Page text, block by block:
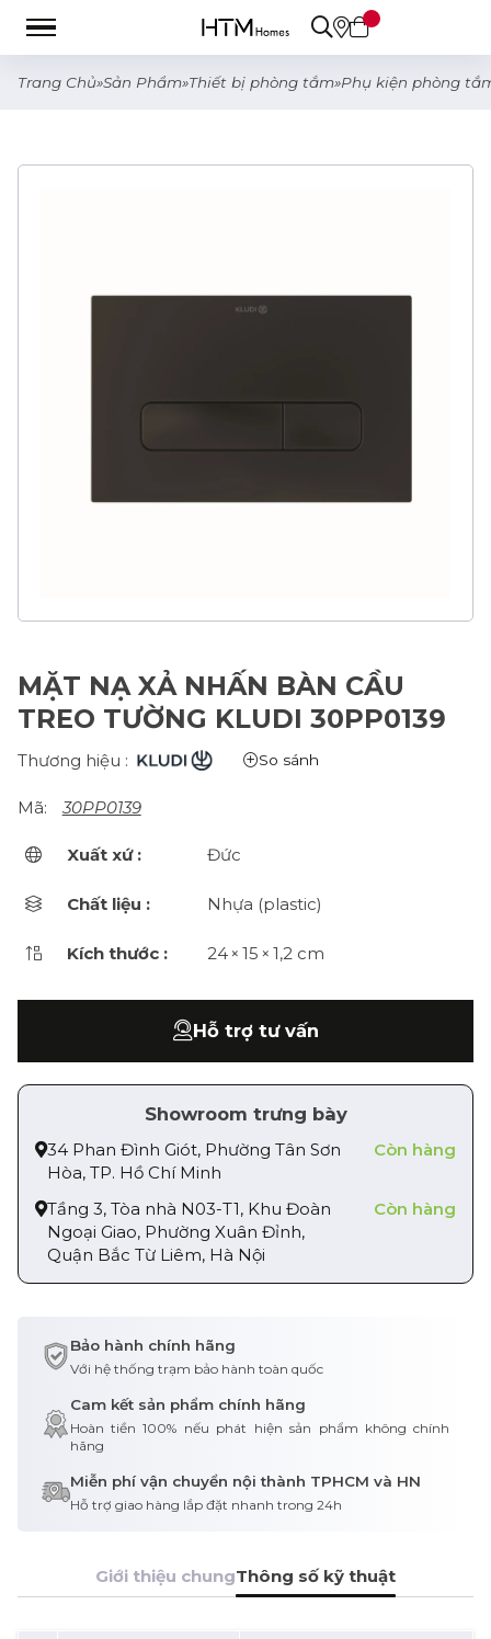
Trang Chủ»Sản Phẩm»Thiết bị phòng tắm»Phụ kiện phòng
MẶT NẠ XẢ NHẤN BÀN CẦU
TREO TƯỜNG KLUDI 30PP0139
Thương hiệu : So sánh
Mã: 30PP0139
Xuất xứ : Đức
Chất liệu : Nhựa (plastic)
Kích thước : 24 × 15 × 1,2 cm
Hỗ trợ tư vấn
Showroom trưng bày
34 Phan Đình Giót, Phường Tân Sơn
Hòa, TP. Hồ Chí Minh
Còn hàng
Tầng 3, Tòa nhà N03-T1, Khu Đoàn
Ngoại Giao, Phường Xuân Đỉnh,
Quận Bắc Từ Liêm, Hà Nội
Còn hàng
Bảo hành chính hãng
Với hệ thống trạm bảo hành toàn quốc
Cam kết sản phẩm chính hãng
Hoàn tiền 100% nếu phát hiện sản phẩm không chính
hãng
Miễn phí vận chuyển nội thành TPHCM và HN
Hỗ trợ giao hàng lắp đặt nhanh trong 24h
Giới thiệu chungThông số kỹ thuật